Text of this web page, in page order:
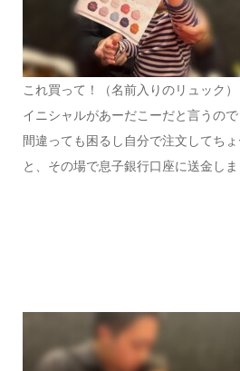
これ買って！（名前入りのリュック）
イニシャルがあーだこーだと言うので
間違っても困るし自分で注文してちょ
と、その場で息子銀行口座に送金しま